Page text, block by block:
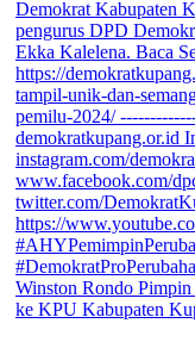
Winston Rondo
ke KPU Kabupaten